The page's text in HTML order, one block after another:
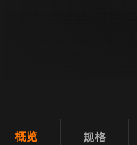
概览 规格